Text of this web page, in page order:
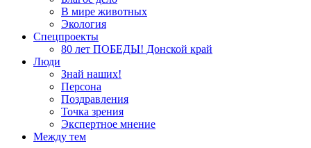
В мире животных
Экология
Спецпроекты
80 лет ПОБЕДЫ! Донской край
Люди
Знай наших!
Персона
Поздравления
Точка зрения
Экспертное мнение
Между тем